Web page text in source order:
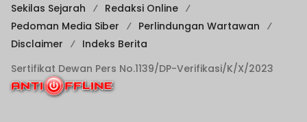
Sekilas Sejarah
Redaksi Online
Pedoman Media Siber
Perlindungan Wartawan
Disclaimer
Indeks Berita
Sertifikat Dewan Pers No.1139/DP-Verifikasi/K/X/2023